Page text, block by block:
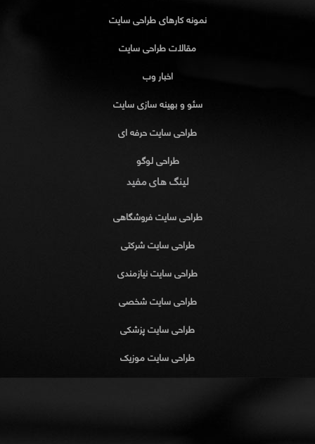
نمونه کارهای طراحی سایت
مقالات طراحی سایت
اخبار وب
سئو و بهینه سازی سایت
طراحی سایت حرفه ای
طراحی لوگو
لینگ های مفید
طراحی سایت فروشگاهی
طراحی سایت شرکتی
طراحی سایت نیازمندی
طراحی سایت شخصی
طراحی سایت پزشکی
طراحی سایت موزیک